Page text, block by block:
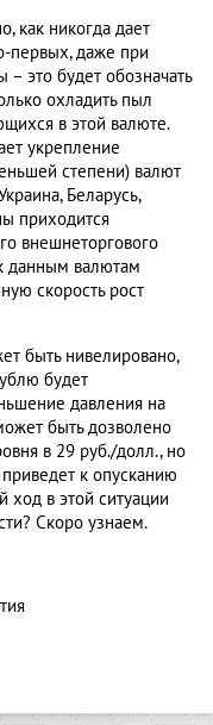
как никогда дает
первых, даже при
это будет обозначать
охладить пыл
в этой валюте.
укрепление
степени) валют
Беларусь,
приходится
внешнеторгового
данным валютам
скорость рост
быть нивелировано,
будет
давления на
быть дозволено
в 29 руб./долл., но
к опусканию
ход в этой ситуации
Скоро узнаем.